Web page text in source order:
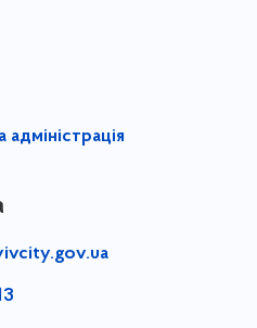
адміністрація